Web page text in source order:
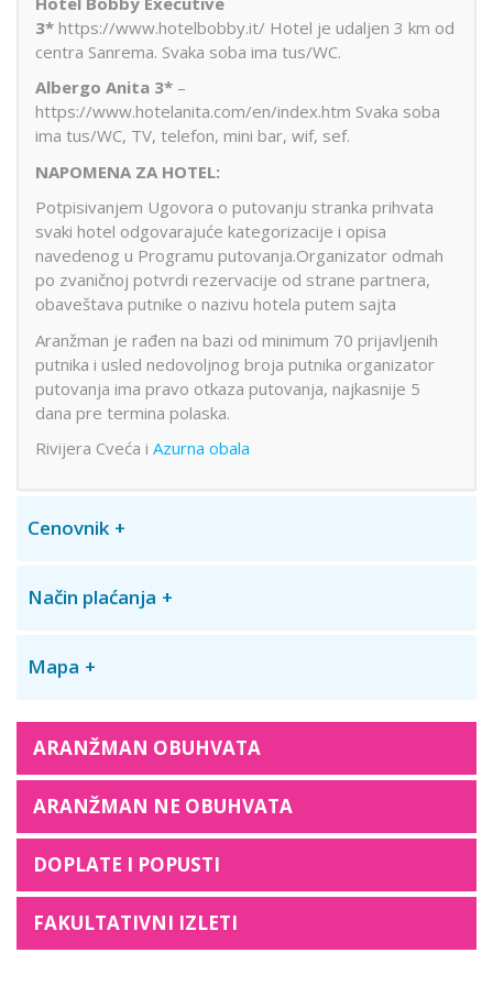
3* https://www.hotelbobby.it/ Hotel je udaljen 3 km od
centra Sanrema. Svaka soba ima tus/WC.
Albergo Anita 3* –
https://www.hotelanita.com/en/index.htm Svaka soba
ima tus/WC, TV, telefon, mini bar, wif, sef.
NAPOMENA ZA HOTEL:
Potpisivanjem Ugovora o putovanju stranka prihvata
svaki hotel odgovarajuće kategorizacije i opisa
navedenog u Programu putovanja.Organizator odmah
po zvaničnoj potvrdi rezervacije od strane partnera,
obaveštava putnike o nazivu hotela putem sajta
Aranžman je rađen na bazi od minimum 70 prijavljenih
putnika i usled nedovoljnog broja putnika organizator
putovanja ima pravo otkaza putovanja, najkasnije 5
dana pre termina polaska.
Rivijera Cveća i Azurna obala
Cenovnik
Način plaćanja
Mapa
ARANŽMAN OBUHVATA
ARANŽMAN NE OBUHVATA
DOPLATE I POPUSTI
FAKULTATIVNI IZLETI